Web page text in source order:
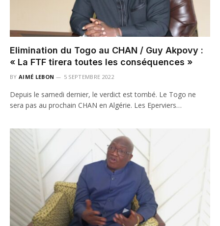
Elimination du Togo au CHAN / Guy Akpovy :
« La FTF tirera toutes les conséquences »
BY AIMÉ LEBON 5 SEPTEMBRE 2022
Depuis le samedi dernier, le verdict est tombé. Le Togo ne
sera pas au prochain CHAN en Algérie. Les Eperviers…